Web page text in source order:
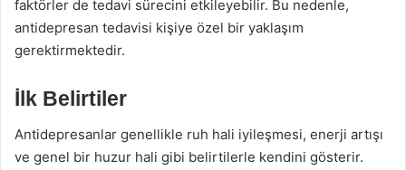
faktörler de tedavi sürecini etkileyebilir. Bu nedenle,
antidepresan tedavisi kişiye özel bir yaklaşım
gerektirmektedir.
İlk Belirtiler
Antidepresanlar genellikle ruh hali iyileşmesi, enerji artışı
ve genel bir huzur hali gibi belirtilerle kendini gösterir.